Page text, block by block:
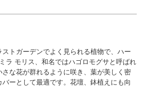
トガーデンでよく見られる植物で、ハー
ラ モリス、和名ではハゴロモグサと呼ばれ
さな花が群れるように咲き、葉が美しく密
ーとして最適です。花壇、鉢植えにも向